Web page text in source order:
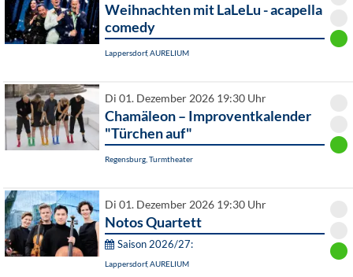
Weihnachten mit LaLeLu - acapella
comedy
Lappersdorf, AURELIUM
Di 01. Dezember 2026 19:30 Uhr
Chamäleon – Improventkalender
"Türchen auf"
Regensburg, Turmtheater
Di 01. Dezember 2026 19:30 Uhr
Notos Quartett
Saison 2026/27:
Lappersdorf, AURELIUM